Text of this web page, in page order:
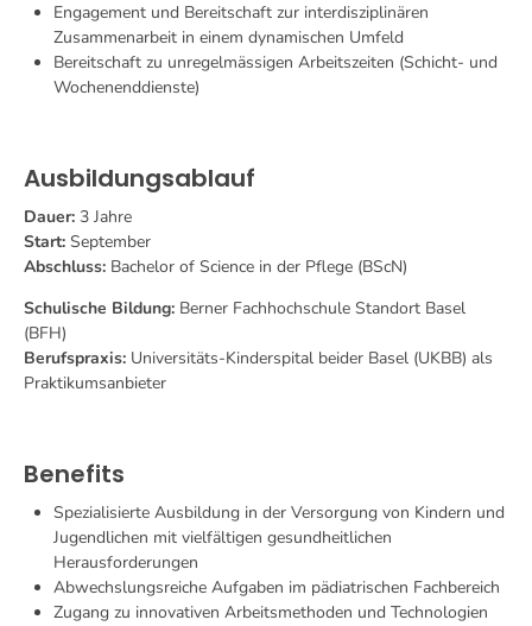
Engagement und Bereitschaft zur interdisziplinären
Zusammenarbeit in einem dynamischen Umfeld
Bereitschaft zu unregelmässigen Arbeitszeiten (Schicht- und
Wochenenddienste)
Ausbildungsablauf
Dauer: 3 Jahre
Start: September
Abschluss: Bachelor of Science in der Pflege (BScN)
Schulische Bildung: Berner Fachhochschule Standort Basel
(BFH)
Berufspraxis: Universitäts-Kinderspital beider Basel (UKBB) als
Praktikumsanbieter
Benefits
Spezialisierte Ausbildung in der Versorgung von Kindern und
Jugendlichen mit vielfältigen gesundheitlichen
Herausforderungen
Abwechslungsreiche Aufgaben im pädiatrischen Fachbereich
Zugang zu innovativen Arbeitsmethoden und Technologien